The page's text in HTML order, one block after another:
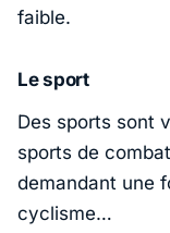
faible.
Le sport
Des sports sont
sports de
demandant une
cyclisme…